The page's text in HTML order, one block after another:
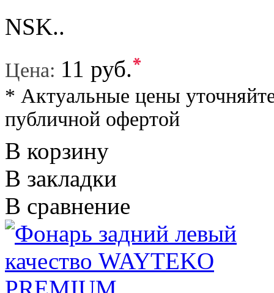
NSK..
Цена: 11 руб.*
* Актуальные цены
публичной офертой
В корзину
В закладки
В сравнение